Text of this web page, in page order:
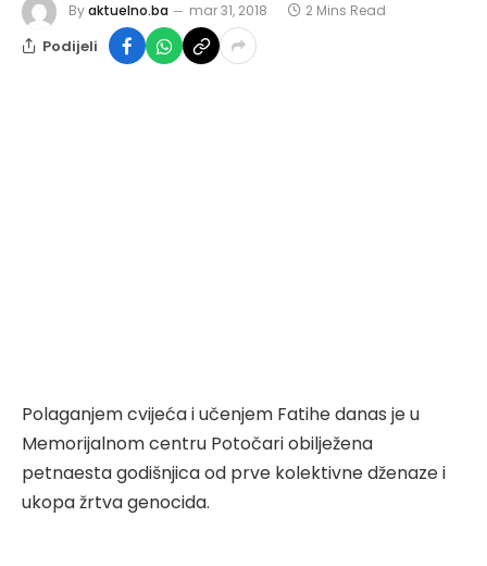
Byaktuelno.ba mar 31, 2018 2 Mins Read
Podijeli
Polaganjem cvijeća i učenjem Fatihe danas je u
Memorijalnom centru Potočari obilježena
petnaesta godišnjica od prve kolektivne dženaze i
ukopa žrtva genocida.